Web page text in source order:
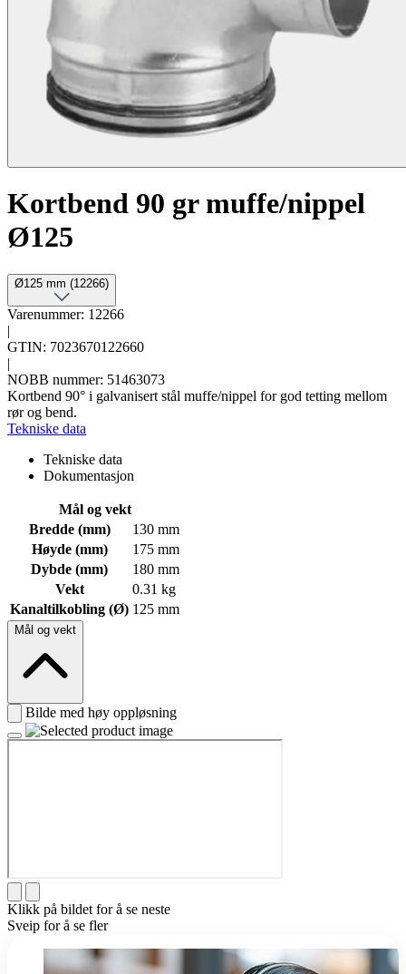
Kortbend 90 gr muffe/nippel
Ø125
Ø125 mm (12266)
Varenummer: 12266
|
GTIN: 7023670122660
|
NOBB nummer: 51463073
Kortbend 90° i galvanisert stål muffe/nippel for god tetting mellom
rør og bend.
Tekniske data
Tekniske data
Dokumentasjon
Mål og vekt
Bredde (mm)
130 mm
Høyde (mm)
175 mm
Dybde (mm)
180 mm
Vekt
0.31 kg
Kanaltilkobling (Ø) 125 mm
Mål og vekt
Bilde med høy oppløsning
Klikk på bildet for å se neste
Sveip for å se fler